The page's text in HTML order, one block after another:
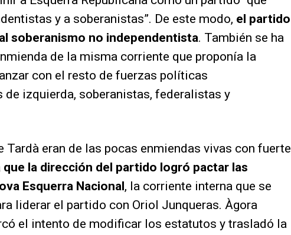
y a soberanistas”. De este modo, el partido
soberanismo no independentista. También se ha
de la misma corriente que proponía la
con el resto de fuerzas políticas
de izquierda, soberanistas, federalistas y
Tardà eran de las pocas enmiendas vivas con fuerte
que la dirección del partido logró pactar las
Esquerra Nacional , la corriente interna que se
liderar el partido con Oriol Junqueras. Àgora
el intento de modificar los estatutos y trasladó la